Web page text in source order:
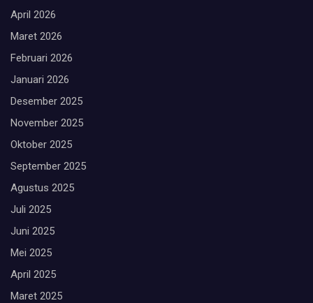
April 2026
Maret 2026
Februari 2026
Januari 2026
Desember 2025
November 2025
Oktober 2025
September 2025
Agustus 2025
Juli 2025
Juni 2025
Mei 2025
April 2025
Maret 2025